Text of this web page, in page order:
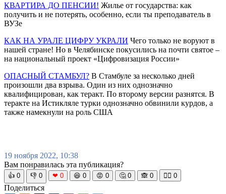
КВАРТИРА ДО ПЕНСИИ! Жилье от государства: как
получить и не потерять, особенно, если ты преподаватель в
ВУЗе
КАК НА УРАЛЕ ЦИФРУ УКРАЛИ Чего только не воруют в
нашей стране! Но в Челябинске покусились на почти святое –
на национальный проект «Цифровизация России»
ОПАСНЫЙ СТАМБУЛ? В Стамбуле за несколько дней
произошли два взрыва. Один из них однозначно
квалифицирован, как теракт. По второму версии разнятся. В
теракте на Истикляле турки однозначно обвинили курдов, а
также намекнули на роль США
19 ноября 2022, 10:38
Вам понравилась эта публикация?
👍 0 👎 0 ❤ 0 😆 0 😡 0 🤔 0 🙈 0 🧘‍♀️ 0
Поделиться